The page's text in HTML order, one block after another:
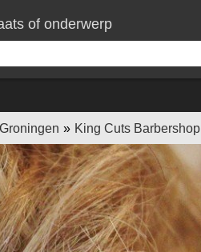
of onderwerp
Groningen King Cuts Barbershop